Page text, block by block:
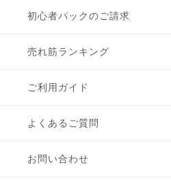
初心者パックのご請求
売れ筋ランキング
ご利用ガイド
よくあるご質問
お問い合わせ